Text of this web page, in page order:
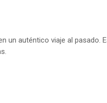
un auténtico viaje al pasado.